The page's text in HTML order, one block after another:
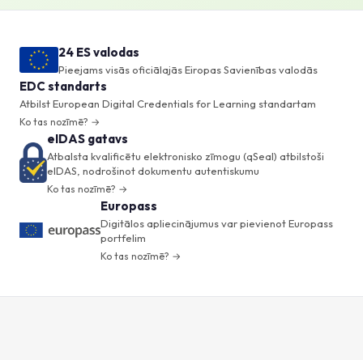
24 ES valodas
Pieejams visās oficiālajās Eiropas Savienības valodās
EDC standarts
Atbilst European Digital Credentials for Learning standartam
Ko tas nozīmē? →
eIDAS gatavs
Atbalsta kvalificētu elektronisko zīmogu (qSeal) atbilstoši
eIDAS, nodrošinot dokumentu autentiskumu
Ko tas nozīmē? →
Europass
Digitālos apliecinājumus var pievienot Europass
portfelim
Ko tas nozīmē? →